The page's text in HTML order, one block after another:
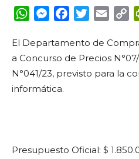
WhatsApp
Messenger
FacebookTwitterEmail
El Departamento de
a Concurso de Precios
N°041/23, previsto para la
informática.
Presupuesto Oficial: $